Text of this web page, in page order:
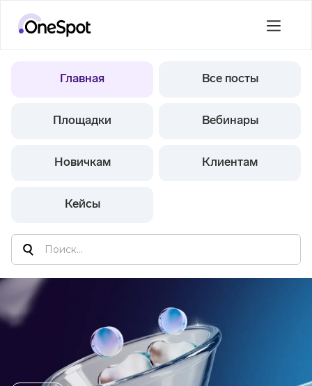
Главная Все посты
Площадки Вебинары
Новичкам Клиентам
Кейсы